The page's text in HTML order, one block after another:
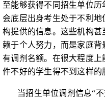
至能够获得不同招生单位
会底层出身考生处于不利地
构提供的信息。这些机构
赖于个人努力，而是家庭背
有调剂名额。在很大程度
件不好的学生得不到这样的
当招生单位调剂信息“